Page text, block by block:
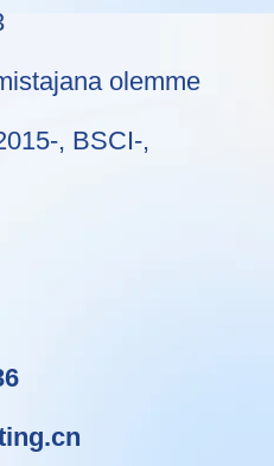
olemme
, BSCI-,